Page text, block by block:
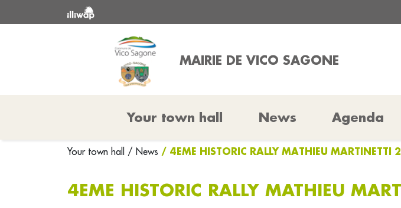
MAIRIE DE VICO SAGONE
Your town hall News Agenda
Your town hall / News / 4EME HISTORIC RALLY MATHIEU
4EME HISTORIC RALLY MATHIEU